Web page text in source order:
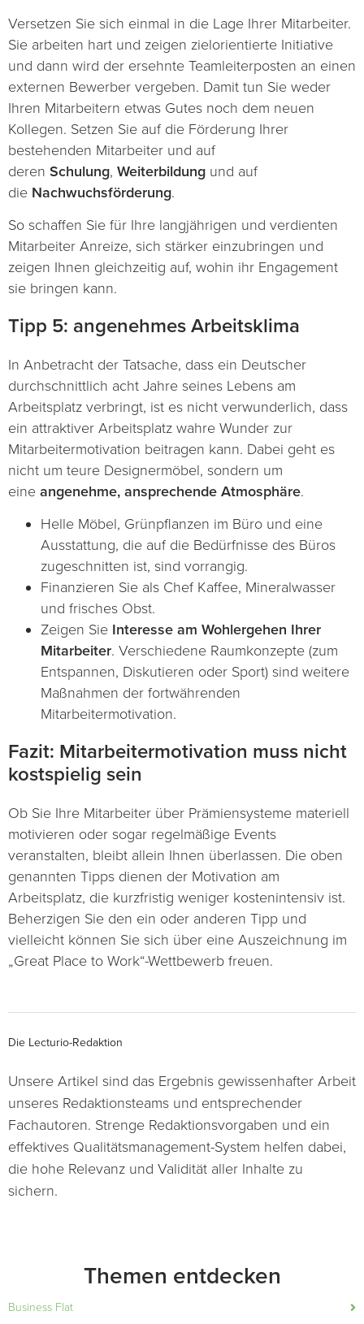
Versetzen Sie sich einmal in die Lage Ihrer Mitarbeiter.
Sie arbeiten hart und zeigen zielorientierte Initiative
und dann wird der ersehnte Teamleiterposten an einen
externen Bewerber vergeben. Damit tun Sie weder
Ihren Mitarbeitern etwas Gutes noch dem neuen
Kollegen. Setzen Sie auf die Förderung Ihrer
bestehenden Mitarbeiter und auf
deren Schulung, Weiterbildung und auf
die Nachwuchsförderung.
So schaffen Sie für Ihre langjährigen und verdienten
Mitarbeiter Anreize, sich stärker einzubringen und
zeigen Ihnen gleichzeitig auf, wohin ihr Engagement
sie bringen kann.
Tipp 5: angenehmes Arbeitsklima
In Anbetracht der Tatsache, dass ein Deutscher
durchschnittlich acht Jahre seines Lebens am
Arbeitsplatz verbringt, ist es nicht verwunderlich, dass
ein attraktiver Arbeitsplatz wahre Wunder zur
Mitarbeitermotivation beitragen kann. Dabei geht es
nicht um teure Designermöbel, sondern um
eine angenehme, ansprechende Atmosphäre.
Helle Möbel, Grünpflanzen im Büro und eine
Ausstattung, die auf die Bedürfnisse des Büros
zugeschnitten ist, sind vorrangig.
Finanzieren Sie als Chef Kaffee, Mineralwasser
und frisches Obst.
Zeigen Sie Interesse am Wohlergehen Ihrer
Mitarbeiter. Verschiedene Raumkonzepte (zum
Entspannen, Diskutieren oder Sport) sind weitere
Maßnahmen der fortwährenden
Mitarbeitermotivation.
Fazit: Mitarbeitermotivation muss nicht
kostspielig sein
Ob Sie Ihre Mitarbeiter über Prämiensysteme materiell
motivieren oder sogar regelmäßige Events
veranstalten, bleibt allein Ihnen überlassen. Die oben
genannten Tipps dienen der Motivation am
Arbeitsplatz, die kurzfristig weniger kostenintensiv ist.
Beherzigen Sie den ein oder anderen Tipp und
vielleicht können Sie sich über eine Auszeichnung im
„Great Place to Work“-Wettbewerb freuen.
Die Lecturio-Redaktion
Unsere Artikel sind das Ergebnis gewissenhafter Arbeit
unseres Redaktionsteams und entsprechender
Fachautoren. Strenge Redaktionsvorgaben und ein
effektives Qualitätsmanagement-System helfen dabei,
die hohe Relevanz und Validität aller Inhalte zu
sichern.
Themen entdecken
Business Flat